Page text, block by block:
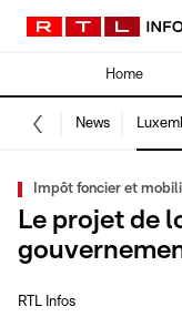
Home
News
Impôt foncier et
Le projet de
RTL Infos